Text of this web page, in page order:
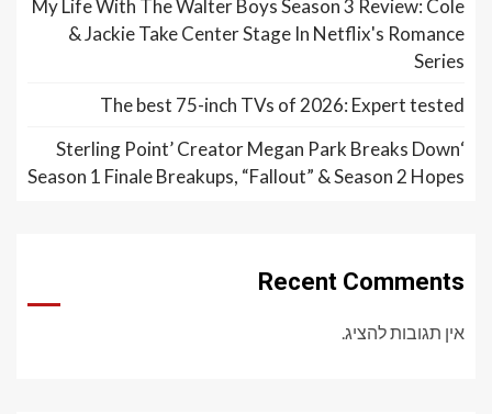
My Life With The Walter Boys Season 3 Review: Cole
& Jackie Take Center Stage In Netflix's Romance
Series
The best 75-inch TVs of 2026: Expert tested
‘Sterling Point’ Creator Megan Park Breaks Down
Season 1 Finale Breakups, “Fallout” & Season 2 Hopes
Recent Comments
אין תגובות להציג.